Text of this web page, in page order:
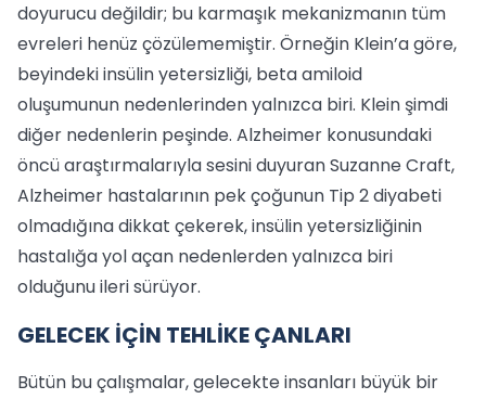
doyurucu değildir; bu karmaşık mekanizmanın tüm
evreleri henüz çözülememiştir. Örneğin Klein’a göre,
beyindeki insülin yetersizliği, beta amiloid
oluşumunun nedenlerinden yalnızca biri. Klein şimdi
diğer nedenlerin peşinde. Alzheimer konusundaki
öncü araştırmalarıyla sesini duyuran Suzanne Craft,
Alzheimer hastalarının pek çoğunun Tip 2 diyabeti
olmadığına dikkat çekerek, insülin yetersizliğinin
hastalığa yol açan nedenlerden yalnızca biri
olduğunu ileri sürüyor.
GELECEK İÇİN TEHLİKE ÇANLARI
Bütün bu çalışmalar, gelecekte insanları büyük bir